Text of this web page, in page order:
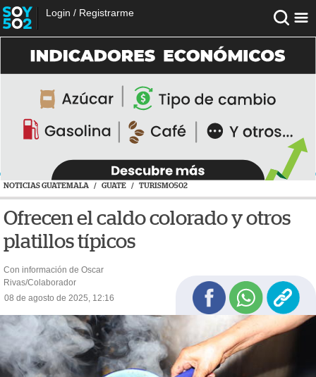
Login / Registrarme
NOTICIAS GUATEMALA / GUATE / TURISMO502
Ofrecen el caldo colorado y otros
platillos típicos
Con información de Oscar
Rivas/Colaborador
08 de agosto de 2025, 12:16